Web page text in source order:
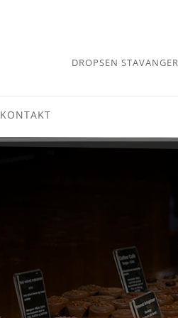
DROPSEN STAVANGER
KONTAKT